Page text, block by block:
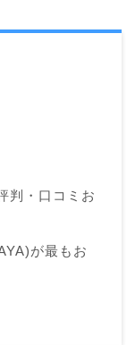
判・口コミお
が最もお